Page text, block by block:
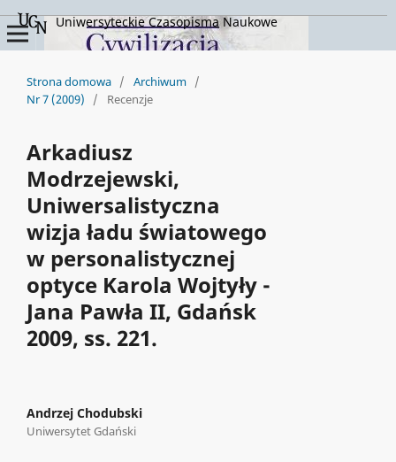
Uniwersyteckie Czasopisma Naukowe
Strona domowa / Archiwum /
Nr 7 (2009)
/ Recenzje
Arkadiusz
Modrzejewski,
Uniwersalistyczna
wizja ładu światowego
w personalistycznej
optyce Karola Wojtyły -
Jana Pawła II, Gdańsk
2009, ss. 221.
Andrzej Chodubski
Uniwersytet Gdański